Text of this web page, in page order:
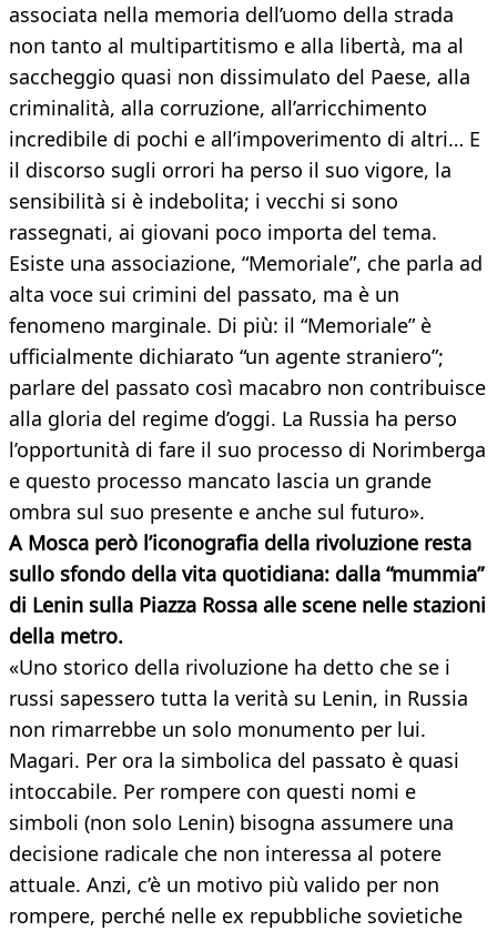
associata nella memoria dell’uomo della strada
non tanto al multipartitismo e alla libertà, ma al
saccheggio quasi non dissimulato del Paese, alla
criminalità, alla corruzione, all’arricchimento
incredibile di pochi e all’impoverimento di altri… E
il discorso sugli orrori ha perso il suo vigore, la
sensibilità si è indebolita; i vecchi si sono
rassegnati, ai giovani poco importa del tema.
Esiste una associazione, “Memoriale”, che parla ad
alta voce sui crimini del passato, ma è un
fenomeno marginale. Di più: il “Memoriale” è
ufficialmente dichiarato “un agente straniero”;
parlare del passato così macabro non contribuisce
alla gloria del regime d’oggi. La Russia ha perso
l’opportunità di fare il suo processo di Norimberga
e questo processo mancato lascia un grande
ombra sul suo presente e anche sul futuro».
A Mosca però l’iconografia della rivoluzione resta
sullo sfondo della vita quotidiana: dalla “mummia”
di Lenin sulla Piazza Rossa alle scene nelle stazioni
della metro.
«Uno storico della rivoluzione ha detto che se i
russi sapessero tutta la verità su Lenin, in Russia
non rimarrebbe un solo monumento per lui.
Magari. Per ora la simbolica del passato è quasi
intoccabile. Per rompere con questi nomi e
simboli (non solo Lenin) bisogna assumere una
decisione radicale che non interessa al potere
attuale. Anzi, c’è un motivo più valido per non
rompere, perché nelle ex repubbliche sovietiche